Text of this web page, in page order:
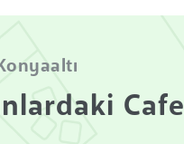
Konyaaltı
Cafe